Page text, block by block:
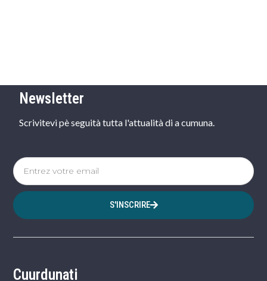
Newsletter
Scrivitevi pè seguità tutta l'attualità di a cumuna.
S'INSCRIRE
Cuurdunati